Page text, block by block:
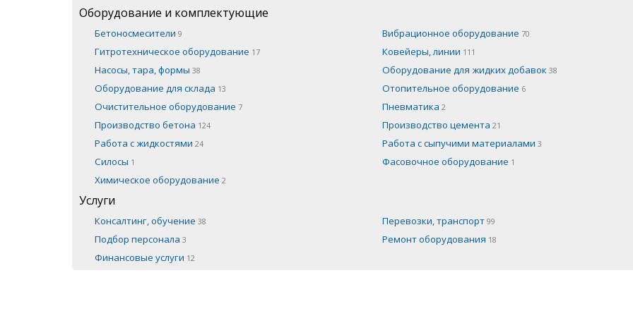
Оборудование и комплектующие
Бетоносмесители 9 Вибрационное оборудование 70
Гитротехническое оборудование 17 Ковейеры, линии 111
Насосы, тара, формы 38 Оборудование для жидких добавок 38
Оборудование для склада 13 Отопительное оборудование 6
Очистительное оборудование 7 Пневматика 2
Производство бетона 124 Производство цемента 21
Работа с жидкостями 24 Работа с сыпучими материалами 3
Силосы 1 Фасовочное оборудование 1
Химическое оборудование 2
Услуги
Консалтинг, обучение 38 Перевозки, транспорт 99
Подбор персонала 3 Ремонт оборудования 18
Финансовые услуги 12